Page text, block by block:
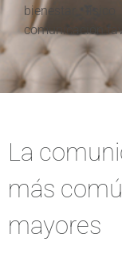
bienestar
comunicación
La
más
mayores